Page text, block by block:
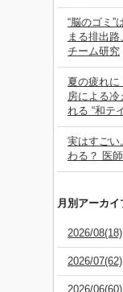
“脳のゴミ
まる排出
チーム研究
夏の疲れ
房による
れる “和テ
実はすごい
わる？ 医
月別アーカイ
2026/08(18)
2026/07(62)
2026/06(60)